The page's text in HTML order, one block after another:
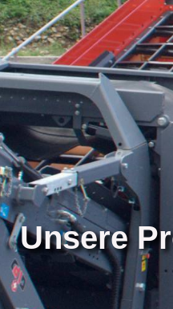
Unsere